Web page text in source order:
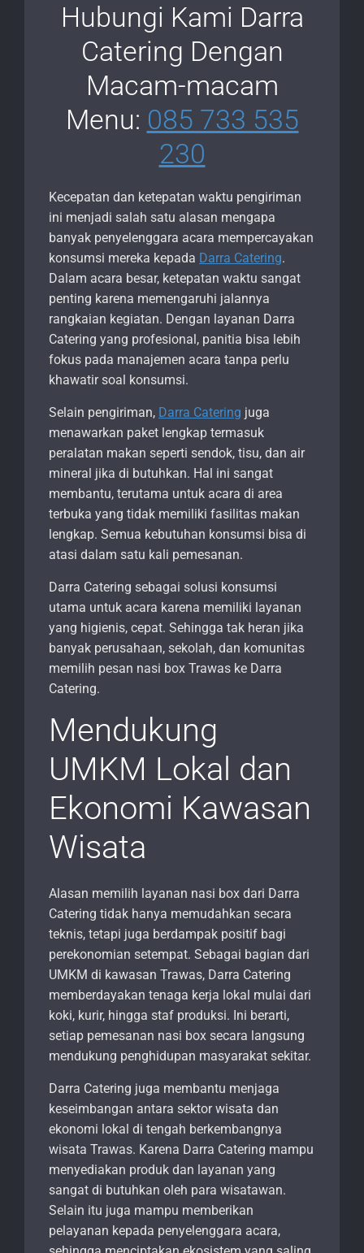
Hubungi Kami Darra
Catering Dengan
Macam-macam
Menu: 085 733 535
230
Kecepatan dan ketepatan waktu pengiriman
ini menjadi salah satu alasan mengapa
banyak penyelenggara acara mempercayakan
konsumsi mereka kepada Darra Catering.
Dalam acara besar, ketepatan waktu sangat
penting karena memengaruhi jalannya
rangkaian kegiatan. Dengan layanan Darra
Catering yang profesional, panitia bisa lebih
fokus pada manajemen acara tanpa perlu
khawatir soal konsumsi.
Selain pengiriman, Darra Catering juga
menawarkan paket lengkap termasuk
peralatan makan seperti sendok, tisu, dan air
mineral jika di butuhkan. Hal ini sangat
membantu, terutama untuk acara di area
terbuka yang tidak memiliki fasilitas makan
lengkap. Semua kebutuhan konsumsi bisa di
atasi dalam satu kali pemesanan.
Darra Catering sebagai solusi konsumsi
utama untuk acara karena memiliki layanan
yang higienis, cepat. Sehingga tak heran jika
banyak perusahaan, sekolah, dan komunitas
memilih pesan nasi box Trawas ke Darra
Catering.
Mendukung
UMKM Lokal dan
Ekonomi Kawasan
Wisata
Alasan memilih layanan nasi box dari Darra
Catering tidak hanya memudahkan secara
teknis, tetapi juga berdampak positif bagi
perekonomian setempat. Sebagai bagian dari
UMKM di kawasan Trawas, Darra Catering
memberdayakan tenaga kerja lokal mulai dari
koki, kurir, hingga staf produksi. Ini berarti,
setiap pemesanan nasi box secara langsung
mendukung penghidupan masyarakat sekitar.
Darra Catering juga membantu menjaga
keseimbangan antara sektor wisata dan
ekonomi lokal di tengah berkembangnya
wisata Trawas. Karena Darra Catering mampu
menyediakan produk dan layanan yang
sangat di butuhkan oleh para wisatawan.
Selain itu juga mampu memberikan
pelayanan kepada penyelenggara acara,